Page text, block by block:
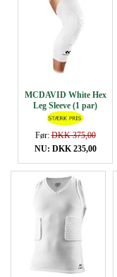
MCDAVID White Hex
Leg Sleeve (1 par)
Før:DKK 375,00
NU: DKK 235,00